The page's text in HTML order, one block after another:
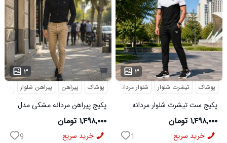
۳
پوشاک پیراهن پیراهن شلوار
پکیج پیراهن مردانه مشکی مدل
VQ شلوار مردانه خاکی مدل
MOBIN
۱,۴۹۸,۰۰۰ تومان
خرید سریع 9
۳ ...
پوشاک تیشرت شلوار شلوار مردانه کفش کفش و صندل کفش ورزشی
پکیج ست تیشرت شلوار مردانه
361 مدل W15 کفش ورزشی
مردانه مدل pavlo
۱,۴۹۸,۰۰۰ تومان
خرید سریع 1